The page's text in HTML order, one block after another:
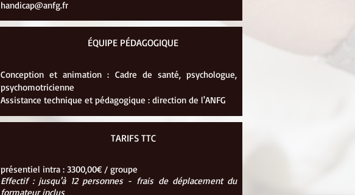
handicap@anfg.fr
ÉQUIPE PÉDAGOGIQUE
Conception et animation : Cadre de santé, psychologue,
psychomotricienne
Assistance technique et pédagogique : direction de l'ANFG
TARIFS TTC
présentiel intra : 3300,00€ / groupe
Effectif : jusqu'à 12 personnes - frais de déplacement du
formateur inclus